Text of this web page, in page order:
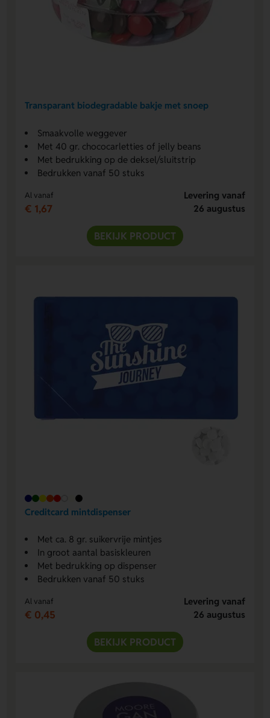
Transparant biodegradable bakje met snoep
Smaakvolle weggever
Met 40 gr. chococarletties of jelly beans
Met bedrukking op de deksel/sluitstrip
Bedrukken vanaf 50 stuks
Al vanaf
€ 1,67
Levering vanaf
26 augustus
BEKIJK PRODUCT
Creditcard mintdispenser
Met ca. 8 gr. suikervrije mintjes
In groot aantal basiskleuren
Met bedrukking op dispenser
Bedrukken vanaf 50 stuks
Al vanaf
€ 0,45
Levering vanaf
26 augustus
BEKIJK PRODUCT